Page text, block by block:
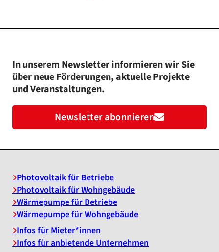
In unserem Newsletter informieren wir Sie
über neue Förderungen, aktuelle Projekte
und Veranstaltungen.
Newsletter abonnieren
Photovoltaik für Betriebe
Photovoltaik für Wohngebäude
Wärmepumpe für Betriebe
Wärmepumpe für Wohngebäude
Infos für Mieter*innen
Infos für anbietende Unternehmen